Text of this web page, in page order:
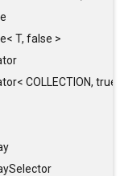
T, false >
COLLECTION, true >